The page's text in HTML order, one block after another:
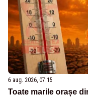
6 aug. 2026, 07:15
Toate marile orașe